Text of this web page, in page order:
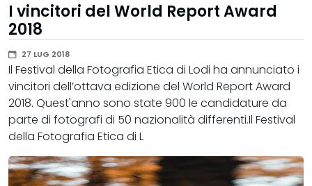
I vincitori del World Report Award
2018
27 LUG 2018
Il Festival della Fotografia Etica di Lodi ha annunciato i
vincitori dell’ottava edizione del World Report Award
2018. Quest'anno sono state 900 le candidature da
parte di fotografi di 50 nazionalità differenti.Il Festival
della Fotografia Etica di L